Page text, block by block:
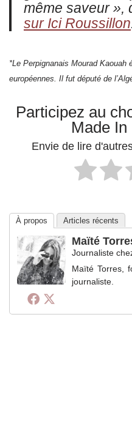
même saveur »,
sur Ici Roussillon
*Le Perpignanais Mourad
européennes. Il fut député de
Participez au
Made In
Envie de lire
À propos Articles récents
Maïté
Journaliste
Maïté Torres,
journaliste.